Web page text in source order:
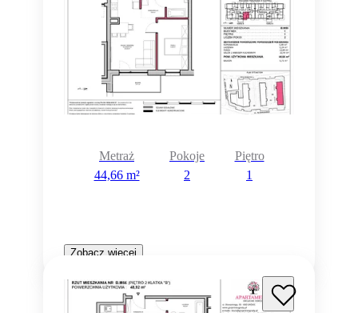
Metraż
44,66 m²
Pokoje
2
Piętro
1
Zobacz więcej